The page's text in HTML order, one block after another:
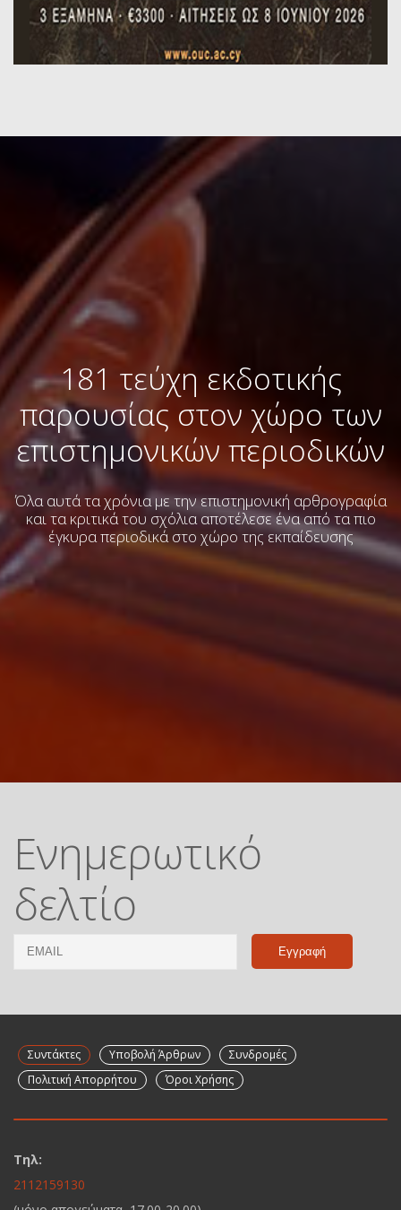
181 τεύχη εκδοτικής
παρουσίας στον χώρο των
επιστημονικών περιοδικών
Όλα αυτά τα χρόνια με την επιστημονική αρθρογραφία
και τα κριτικά του σχόλιααποτέλεσε ένα από τα πιο
έγκυρα περιοδικά στο χώρο της εκπαίδευσης
Ενημερωτικό
δελτίο
Email
Συντάκτες Υποβολή Άρθρων
Συνδρομές
Πολιτική Απορρήτου
Όροι Χρήσης
Τηλ:
2112159130